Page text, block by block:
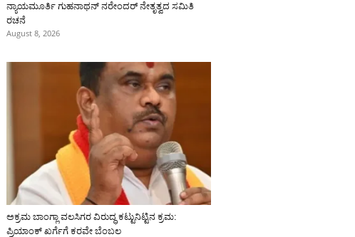
ನ್ಯಾಯಮೂರ್ತಿ ಗುಹನಾಥನ್ ನರೇಂದರ್ ನೇತೃತ್ವದ ಸಮಿತಿ
ರಚನೆ
August 8, 2026
ಅಕ್ರಮ ಬಾಂಗ್ಲಾ ವಲಸಿಗರ ವಿರುದ್ಧ ಕಟ್ಟುನಿಟ್ಟಿನ ಕ್ರಮ:
ಪ್ರಿಯಾಂಕ್ ಖರ್ಗೆಗೆ ಕರವೇ ಬೆಂಬಲ